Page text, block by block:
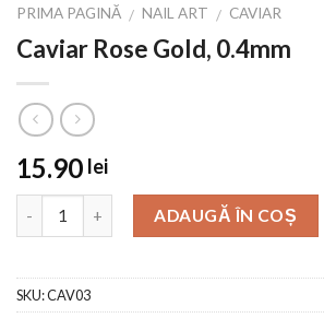
PRIMA PAGINĂ / NAIL ART / CAVIAR
Caviar Rose Gold, 0.4mm
15.90 lei
ADAUGĂ ÎN COȘ
SKU:CAV03